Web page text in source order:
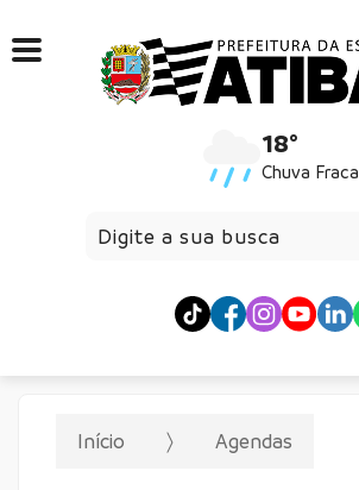
18°
Chuva Fraca
Início Agendas